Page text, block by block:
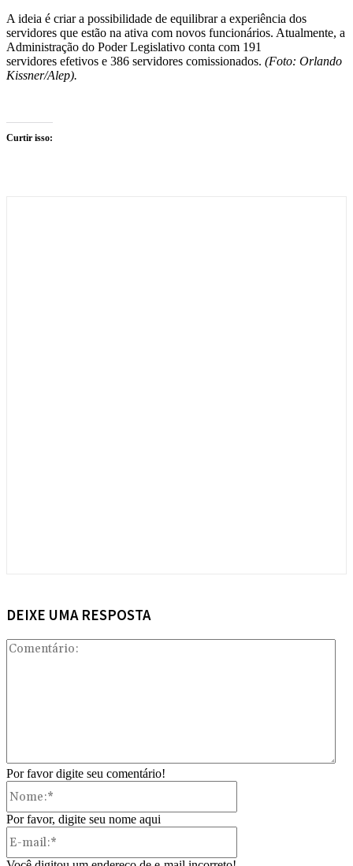
A ideia é criar a possibilidade de equilibrar a experiência dos
servidores que estão na ativa com novos funcionários. Atualmente, a
Administração do Poder Legislativo conta com 191
servidores efetivos e 386 servidores comissionados. (Foto: Orlando
Kissner/Alep).
Curtir isso:
DEIXE UMA RESPOSTA
Por favor digite seu comentário!
Por favor, digite seu nome aqui